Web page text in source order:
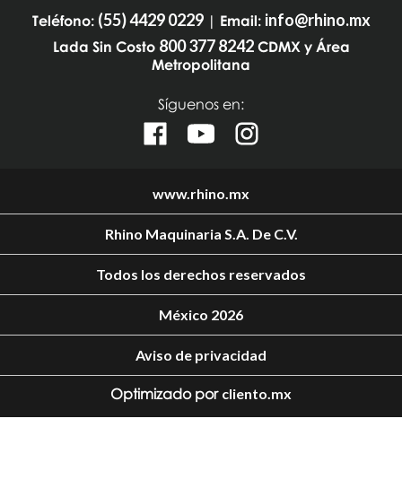
Teléfono: (55) 4429 0229| Email: info@rhino.mx
Lada Sin Costo 800 377 8242CDMX y Área
Metropolitana
Síguenos en:
www.rhino.mx
Rhino Maquinaria S.A. De C.V.
Todos los derechos reservados
México 2026
Aviso de privacidad
Optimizado por cliento.mx